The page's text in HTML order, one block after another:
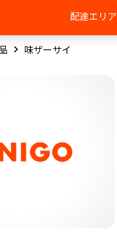
配達エリア
味ザーサイ